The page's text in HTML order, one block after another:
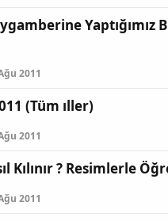
Yaptığımız
2011
(Tüm ıller)
2011
Kılınır ? Resimlerle
2011